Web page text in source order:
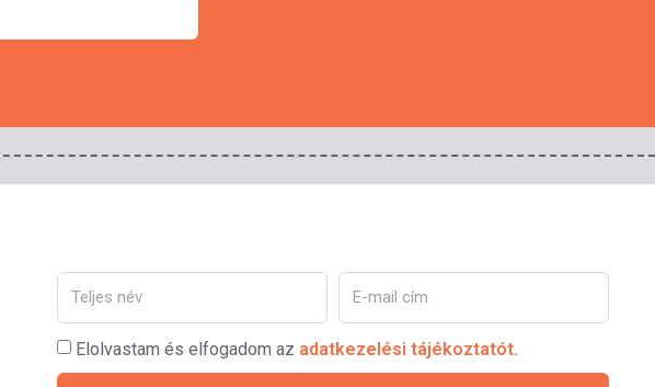
Elolvastam és elfogadom az adatkezelési tájékoztatót.